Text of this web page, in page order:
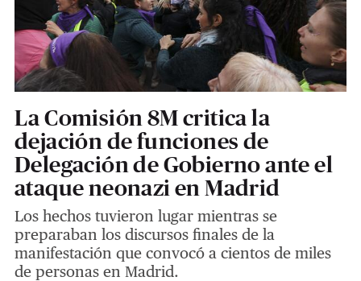
La Comisión 8M critica la
dejación de funciones de
Delegación de Gobierno ante el
ataque neonazi en Madrid
Los hechos tuvieron lugar mientras se
preparaban los discursos finales de la
manifestación que convocó a cientos de miles
de personas en Madrid.